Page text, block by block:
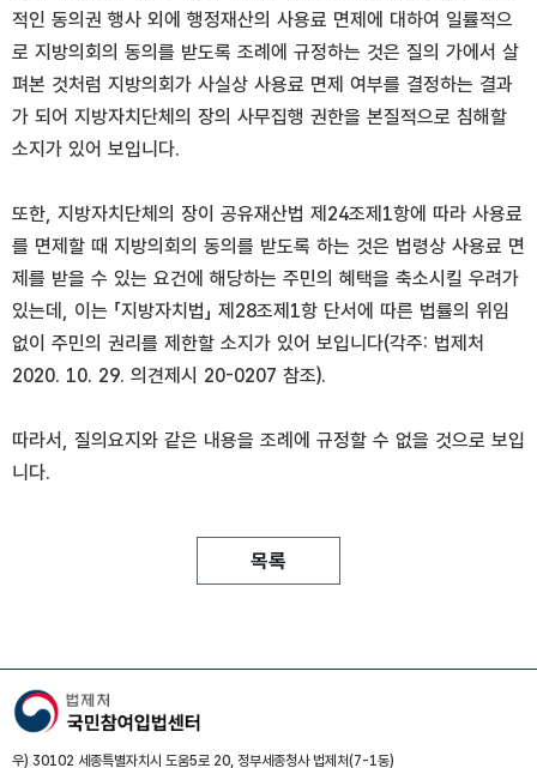
적인 동의권 행사 외에 행정재산의 사용료 면제에 대하여 일률적으
로 지방의회의 동의를 받도록 조례에 규정하는 것은 질의 가에서 살
펴본 것처럼 지방의회가 사실상 사용료 면제 여부를 결정하는 결과
가 되어 지방자치단체의 장의 사무집행 권한을 본질적으로 침해할
소지가 있어 보입니다.
또한, 지방자치단체의 장이 공유재산법 제24조제1항에 따라 사용료
를 면제할 때 지방의회의 동의를 받도록 하는 것은 법령상 사용료 면
제를 받을 수 있는 요건에 해당하는 주민의 혜택을 축소시킬 우려가
있는데, 이는 「지방자치법」 제28조제1항 단서에 따른 법률의 위임
없이 주민의 권리를 제한할 소지가 있어 보입니다(각주: 법제처
2020. 10. 29. 의견제시 20-0207 참조).
따라서, 질의요지와 같은 내용을 조례에 규정할 수 없을 것으로 보입
니다.
목록
우) 30102 세종특별자치시 도움5로 20, 정부세종청사 법제처(7-1동)